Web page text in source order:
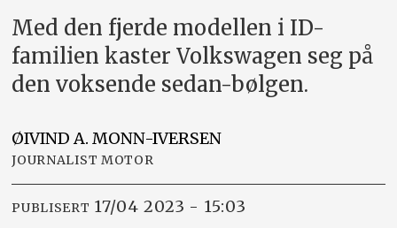
Med den fjerde modellen i ID-
familien kaster Volkswagen seg på
den voksende sedan-bølgen.
ØIVIND A. MONN-IVERSEN
JOURNALIST MOTOR
PUBLISERT 17/04 2023 - 15:03